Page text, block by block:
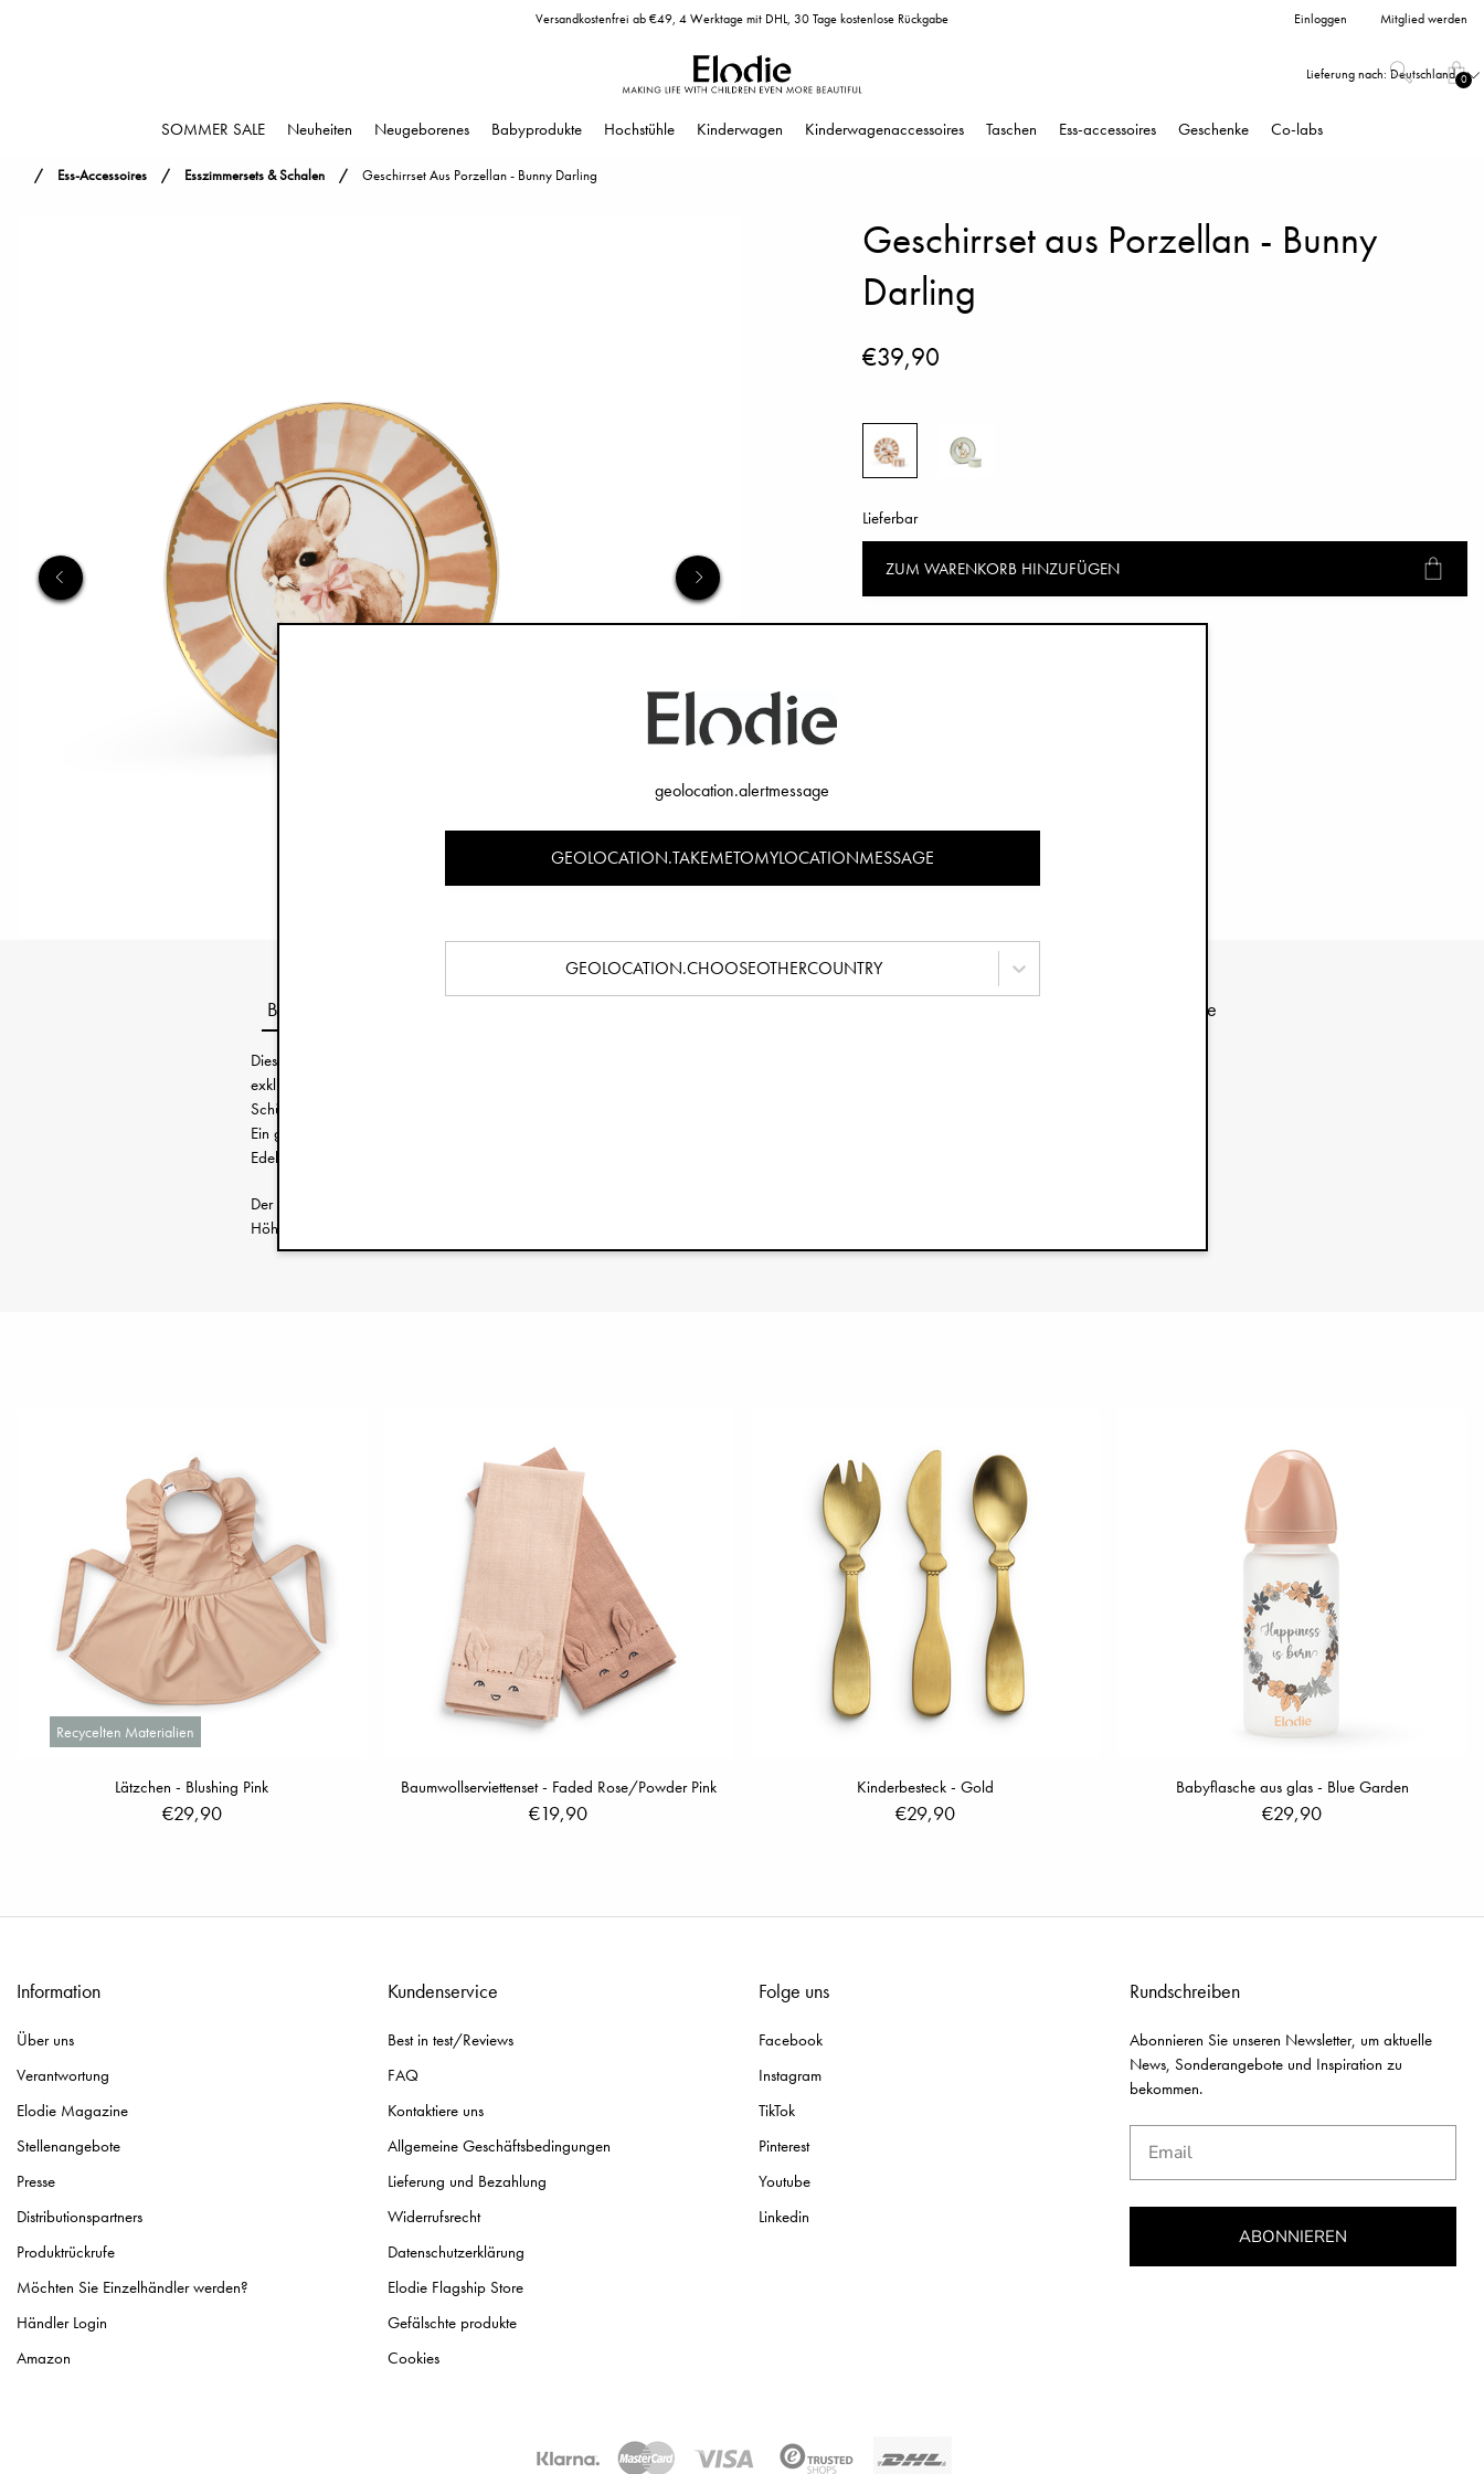
Versandkostenfrei ab €49, 4 Werktage mit DHL, 30 Tage kostenlose Rückgabe Einloggen Mitglied werden
Lieferung nach: Deutschland 0
SOMMER SALE Neuheiten Neugeborenes Babyprodukte Hochstühle Kinderwagen Kinderwagenaccessoires Taschen Ess-accessoires Geschenke Co-labs
Ess-Accessoires Esszimmersets & Schalen Geschirrset Aus Porzellan - Bunny Darling
Geschirrset aus Porzellan - Bunny
Darling
€39,90
Lieferbar
ZUM WARENKORB HINZUFÜGEN
Beschreibung Pflegehinweise
Dieses bezaubernde Geschirrset aus Porzellan mit vergoldeten Kanten und Tierprint ist in einer
exklusiven und robusten Qualität, die für die Verwendung durch kleine Kinder geeignet ist. Teller und
Schüssel können im Alltag oder zu besonderen festlichen Anlässen verwendet werden.
Ein großartiges Geschenk, das sich perfekt für Geburtstage oder Taufen eignet und auf die
Edelstahlbesteck-Sets von Elodie abgestimmt ist.
Der Teller hat einen Durchmesser von 21 cm. Die Schale hat einen Durchmesser von 10 cm und eine
Höhe von 5,7 cm.
Recycelten Materialien
Lätzchen - Blushing Pink
€29,90
Baumwollserviettenset - Faded Rose/Powder Pink
€19,90
Kinderbesteck - Gold
€29,90
Babyflasche aus glas - Blue Garden
€29,90
Information
Über uns
Verantwortung
Elodie Magazine
Stellenangebote
Presse
Distributionspartners
Produktrückrufe
Möchten Sie Einzelhändler werden?
Händler Login
Amazon
Kundenservice
Best in test/Reviews
FAQ
Kontaktiere uns
Allgemeine Geschäftsbedingungen
Lieferung und Bezahlung
Widerrufsrecht
Datenschutzerklärung
Elodie Flagship Store
Gefälschte produkte
Cookies
Folge uns
Facebook
Instagram
TikTok
Pinterest
Youtube
Linkedin
Rundschreiben
Abonnieren Sie unseren Newsletter, um aktuelle
News, Sonderangebote und Inspiration zu
bekommen.
ABONNIEREN
geolocation.alertmessage
GEOLOCATION.TAKEMETOMYLOCATIONMESSAGE
GEOLOCATION.CHOOSEOTHERCOUNTRY